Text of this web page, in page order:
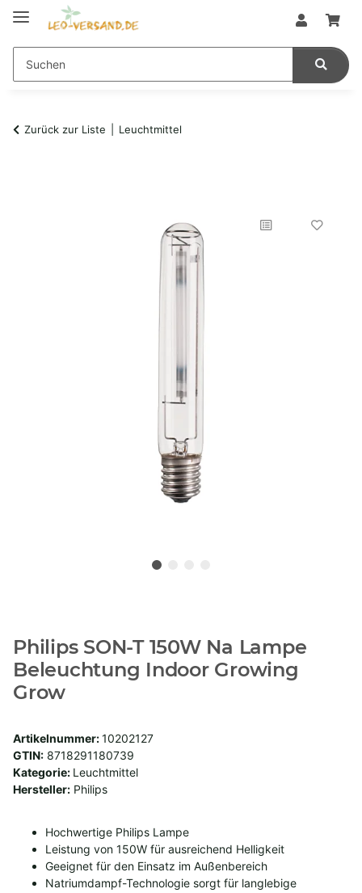
Zurück zur Liste Leuchtmittel
Philips SON-T 150W Na Lampe
Beleuchtung Indoor Growing
Grow
Artikelnummer:10202127
GTIN: 8718291180739
Kategorie: Leuchtmittel
Hersteller: Philips
Hochwertige Philips Lampe
Leistung von 150W für ausreichend Helligkeit
Geeignet für den Einsatz im Außenbereich
Natriumdampf-Technologie sorgt für langlebige